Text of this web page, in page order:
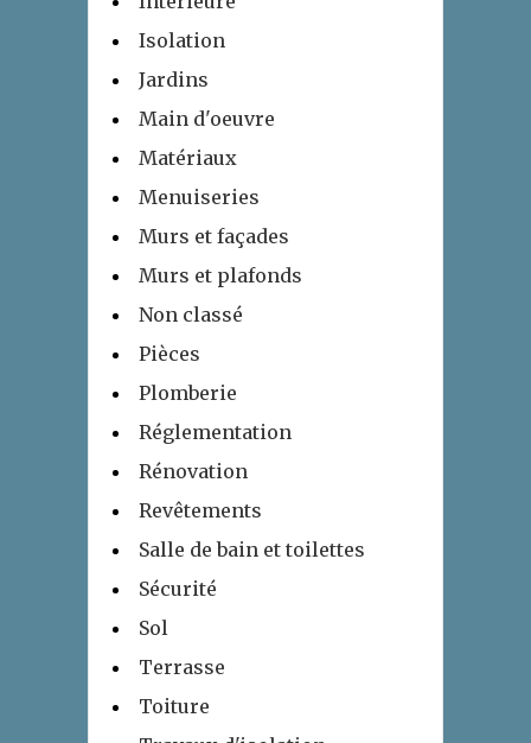
Isolation
Jardins
Main d'oeuvre
Matériaux
Menuiseries
Murs et façades
Murs et plafonds
Non classé
Pièces
Plomberie
Réglementation
Rénovation
Revêtements
Salle de bain et toilettes
Sécurité
Sol
Terrasse
Toiture